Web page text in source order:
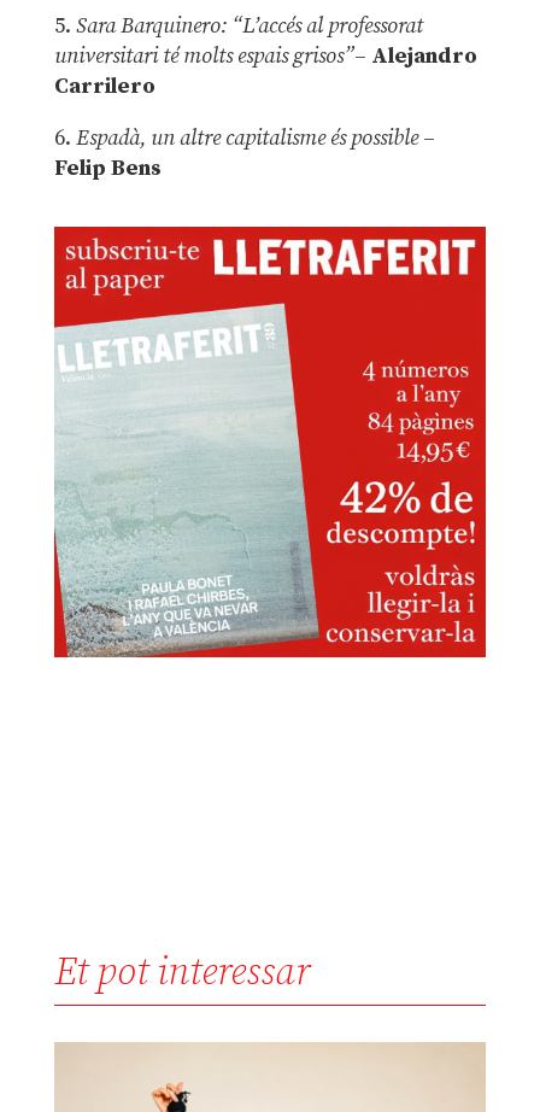
5. Sara Barquinero: “L’accés al professorat
universitari té molts espais grisos”– Alejandro
Carrilero
6. Espadà, un altre capitalisme és possible –
Felip Bens
Et pot interessar